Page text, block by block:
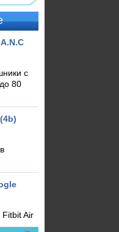
с
80
Air